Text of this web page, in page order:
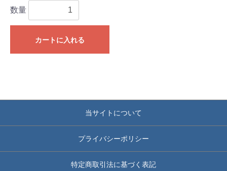
数量
カートに入れる
当サイトについて
プライバシーポリシー
特定商取引法に基づく表記